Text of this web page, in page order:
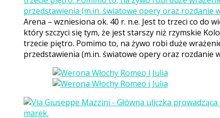
Arena – wzniesiona ok. 40 r. n.e. Jest to trzeci co do
który szczyci się tym, że jest starszy niż rzymskie
trzecie piętro. Pomimo to, na żywo robi duże
przedstawienia (m.in. światowe opery oraz rozdanie